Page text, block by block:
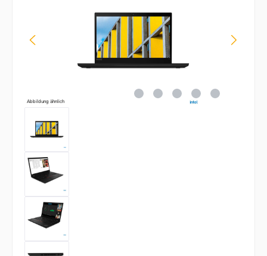
Abbildung ähnlich